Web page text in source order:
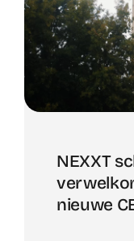
NEXXT
nieuwe